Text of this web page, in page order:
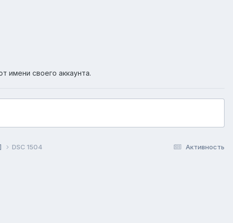
имени своего аккаунта.
Активность
DSC 1504